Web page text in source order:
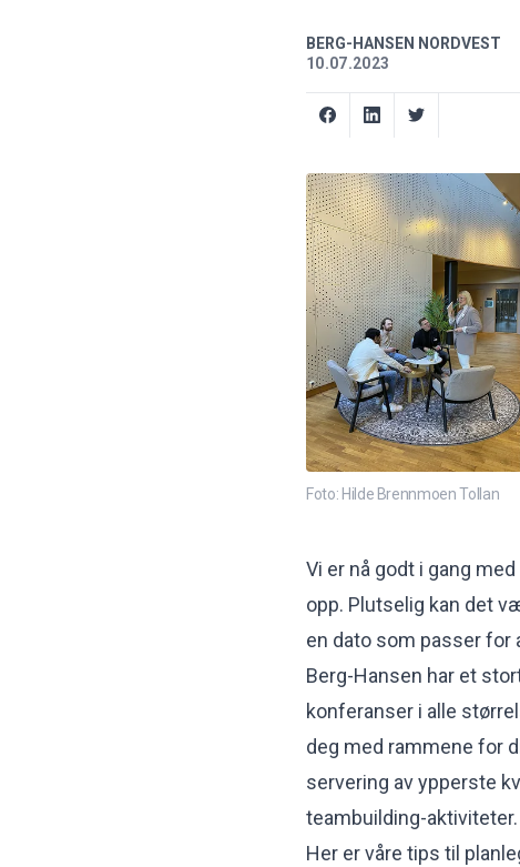
BERG-HANSEN NORDVEST
10.07.2023
Foto: Hilde Brennmoen Tollan
Vi er nå godt i gang
opp. Plutselig kan det
en dato som passer for
Berg-Hansen har et
konferanser i alle
deg med rammene for
servering av ypperste
teambuilding-aktiviteter.
Her er våre tips til